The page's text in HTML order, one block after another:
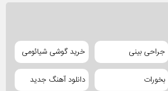
جراحی بینی خرید گوشی شیائومی
بخورات دانلود آهنگ جدید